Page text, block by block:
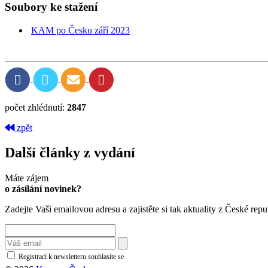
Soubory ke stažení
KAM po Česku září 2023
počet zhlédnutí: 2847
zpět
Další články z vydání
Máte zájem
o zásílání novinek?
Zadejte Vaši emailovou adresu a zajistěte si tak aktuality z České
Registrací k newsletteru souhlasíte se